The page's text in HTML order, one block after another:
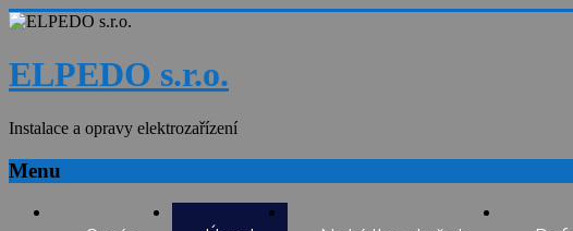
ELPEDO s.r.o.
Instalace a opravy elektrozařízení
Menu